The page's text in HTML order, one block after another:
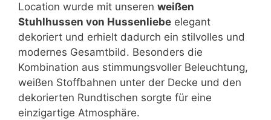
Location wurde mit unseren weißen
Stuhlhussen von Hussenliebe elegant
dekoriert und erhielt dadurch ein stilvolles und
modernes Gesamtbild. Besonders die
Kombination aus stimmungsvoller Beleuchtung,
weißen Stoffbahnen unter der Decke und den
dekorierten Rundtischen sorgte für eine
einzigartige Atmosphäre.